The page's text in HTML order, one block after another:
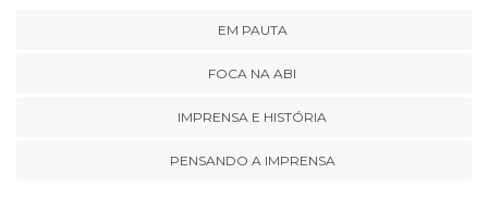
EM PAUTA
FOCA NA ABI
IMPRENSA E HISTÓRIA
PENSANDO A IMPRENSA